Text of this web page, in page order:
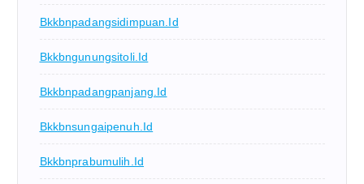
Bkkbnpadangsidimpuan.id
Bkkbngunungsitoli.id
Bkkbnpadangpanjang.id
Bkkbnsungaipenuh.id
Bkkbnprabumulih.id